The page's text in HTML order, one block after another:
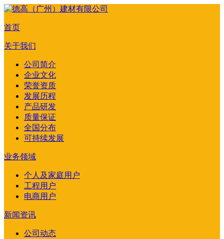
首页
关于我们
公司简介
企业文化
荣誉资质
发展历程
产品研发
质量保证
全国分布
可持续发展
业务领域
个人及家庭用户
工程用户
电商用户
新闻资讯
公司动态